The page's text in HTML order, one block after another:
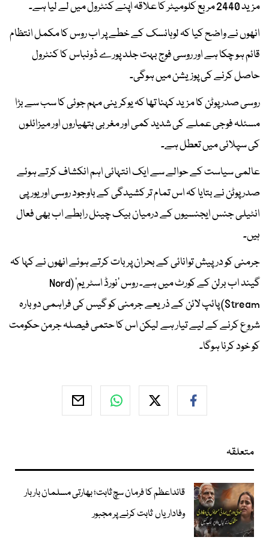
مزید 2440 مربع کلومیٹر کا علاقہ اپنے کنٹرول میں لے لیا ہے۔
انھوں نے واضح کیا کہ لوہانسک کے خطے پر اب روس کا مکمل انتظام
قائم ہو چکا ہے اور روسی فوج بہت جلد پورے ڈونباس کا کنٹرول
حاصل کرنے کی پوزیشن میں ہوگی۔
روسی صدر پوٹن کا مزید کہنا تھا کہ یوکرینی مہم جوئی کا سب سے بڑا
مسئلہ فوجی عملے کی شدید کمی اور مغربی ہتھیاروں اور میزائلوں
کی سپلائی میں تعطل ہے۔
عالمی سیاست کے حوالے سے ایک انتہائی اہم انکشاف کرتے ہوئے
صدر پوٹن نے بتایا کہ اس تمام تر کشیدگی کے باوجود روسی اور یورپی
انٹیلی جنس ایجنسیوں کے درمیان بیک چینل رابطے اب بھی فعال
ہیں۔
جرمنی کو درپیش توانائی کے بحران پر بات کرتے ہوئے انھوں نے کہا کہ
گیند اب برلن کے کورٹ میں ہے۔ روس 'نورڈ اسٹریم' (Nord
Stream) پائپ لائن کے ذریعے جرمنی کو گیس کی فراہمی دوبارہ
شروع کرنے کے لیے تیار ہے لیکن اس کا حتمی فیصلہ جرمن حکومت
کو خود کرنا ہوگا۔
متعلقہ
قائداعظم کا فرمان سچ ثابت؛ بھارتی مسلمان بار بار
وفاداریاں ثابت کرنے پر مجبور